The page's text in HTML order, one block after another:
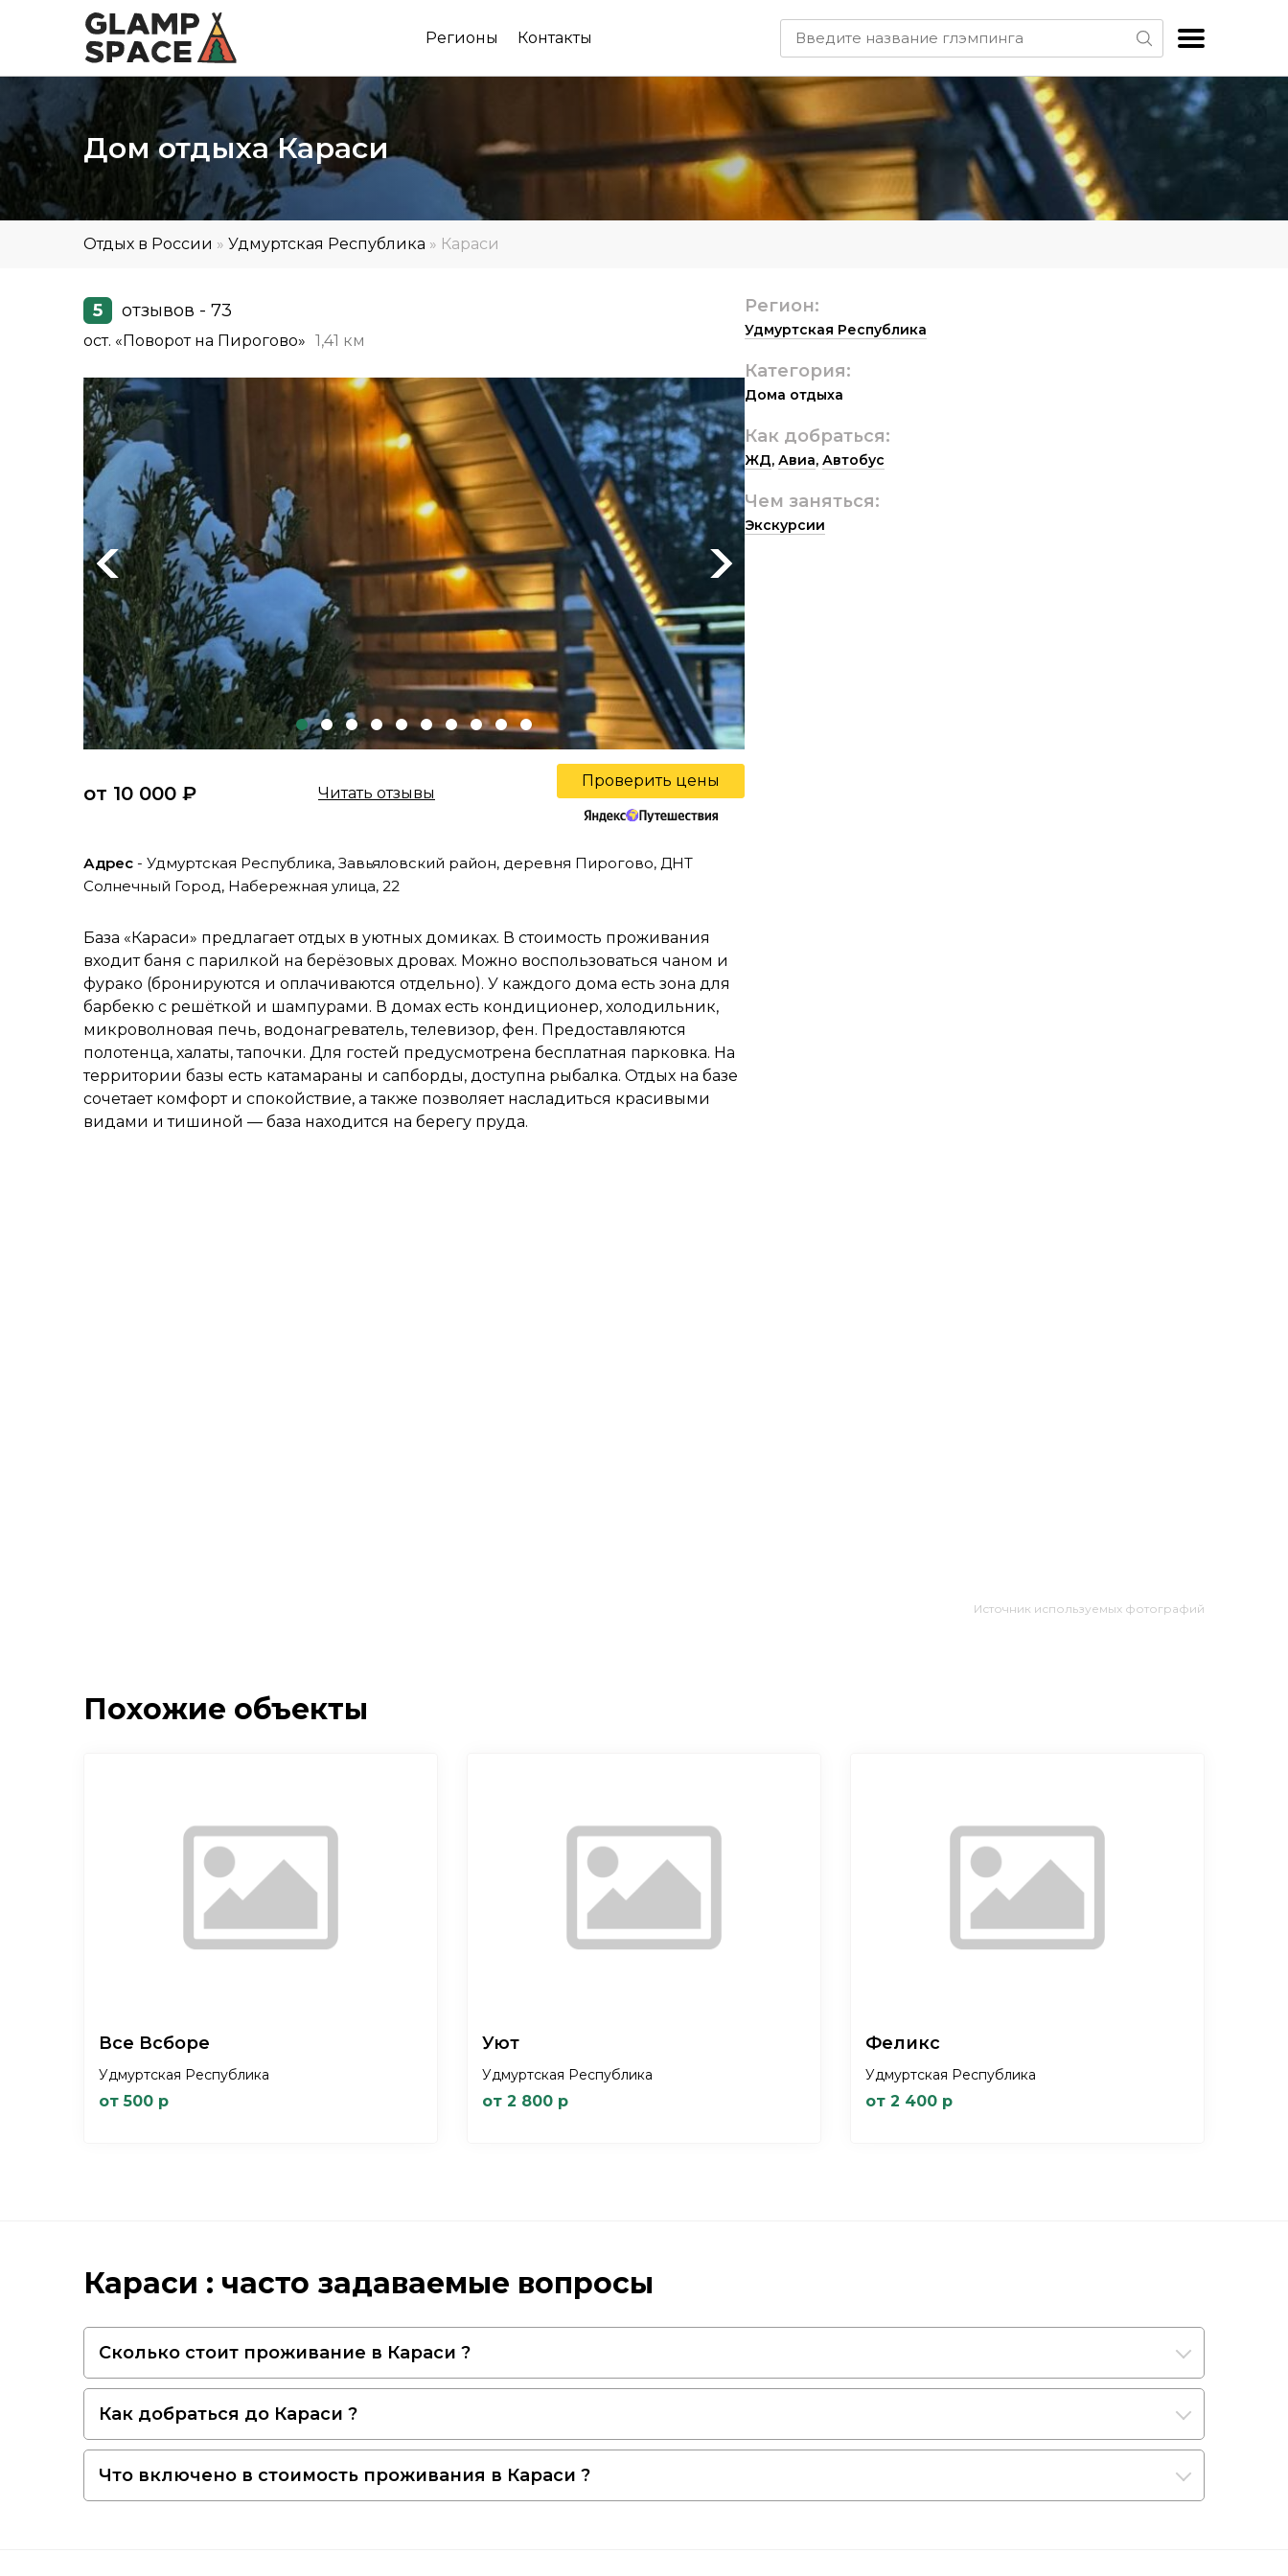
Регионы Контакты
Дом отдыха Караси
Отдых в России » Удмуртская Республика » Караси
5 отзывов - 73
ост. «Поворот на Пирогово» 1,41 км
Previous Next
от 10 000 ₽ Читать отзывы
Проверить цены
Адрес - Удмуртская Республика, Завьяловский район, деревня Пирогово, ДНТ
Солнечный Город, Набережная улица, 22
База «Караси» предлагает отдых в уютных домиках. В стоимость проживания
входит баня с парилкой на берёзовых дровах. Можно воспользоваться чаном и
фурако (бронируются и оплачиваются отдельно). У каждого дома есть зона для
барбекю с решёткой и шампурами. В домах есть кондиционер, холодильник,
микроволновая печь, водонагреватель, телевизор, фен. Предоставляются
полотенца, халаты, тапочки. Для гостей предусмотрена бесплатная парковка. На
территории базы есть катамараны и сапборды, доступна рыбалка. Отдых на базе
сочетает комфорт и спокойствие, а также позволяет насладиться красивыми
видами и тишиной — база находится на берегу пруда.
Регион:
Удмуртская Республика
Категория:
Дома отдыха
Как добраться:
ЖД, Авиа, Автобус
Чем заняться:
Экскурсии
Источник используемых фотографий
Похожие объекты
Все Всборе
Удмуртская Республика
от 500 р
Уют
Удмуртская Республика
от 2 800 р
Феликс
Удмуртская Республика
от 2 400 р
Караси : часто задаваемые вопросы
Сколько стоит проживание в Караси ?
Как добраться до Караси ?
Что включено в стоимость проживания в Караси ?